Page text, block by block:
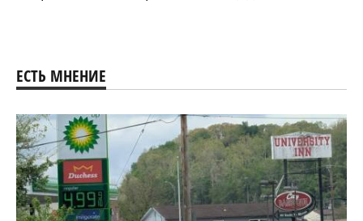
ЕСТЬ МНЕНИЕ